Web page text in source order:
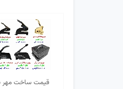
قیمت ساخت مهر